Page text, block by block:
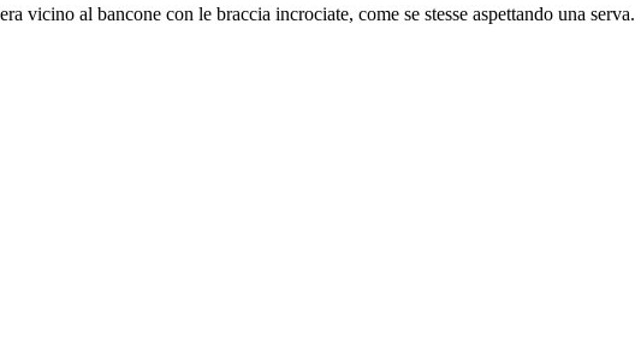
al bancone con le braccia incrociate, come se stesse aspettando una serva.